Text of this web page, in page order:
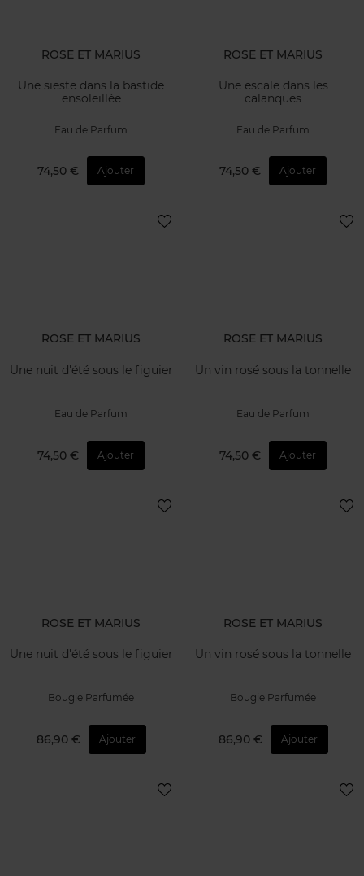
ROSE ET MARIUS
Une sieste dans la bastide
ensoleillée
Eau de Parfum
74,50 € Ajouter
ROSE ET MARIUS
Une escale dans les
calanques
Eau de Parfum
74,50 € Ajouter
ROSE ET MARIUS
Une nuit d'été sous le figuier
Eau de Parfum
74,50 € Ajouter
ROSE ET MARIUS
Un vin rosé sous la tonnelle
Eau de Parfum
74,50 € Ajouter
ROSE ET MARIUS
Une nuit d'été sous le figuier
Bougie Parfumée
86,90 € Ajouter
ROSE ET MARIUS
Un vin rosé sous la tonnelle
Bougie Parfumée
86,90 € Ajouter